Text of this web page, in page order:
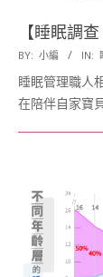
【睡眠調
2018-
02-
14
BY: 小編 IN:
睡眠管理職人
在陪伴自家寶